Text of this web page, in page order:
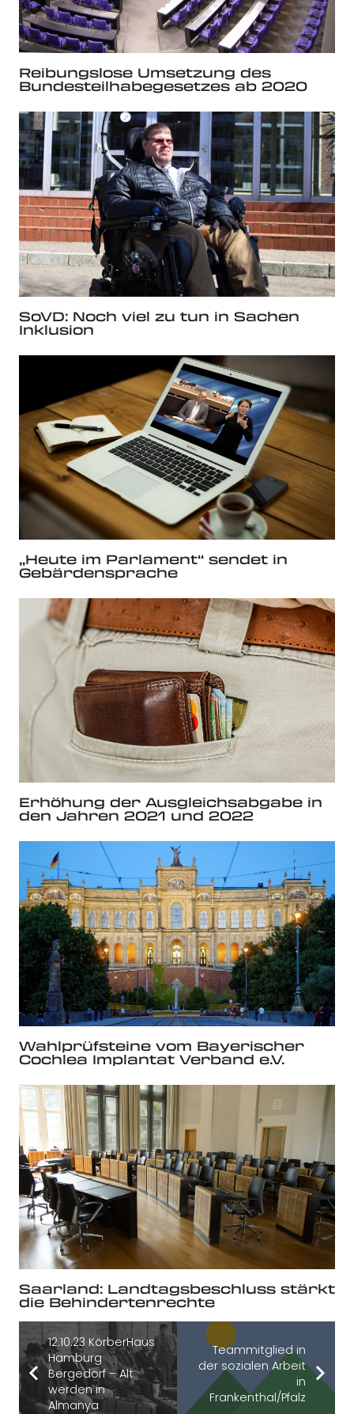
Reibungslose Umsetzung des
Bundesteilhabegesetzes ab 2020
SoVD: Noch viel zu tun in Sachen
Inklusion
„Heute im Parlament“ sendet in
Gebärdensprache
Erhöhung der Ausgleichsabgabe in
den Jahren 2021 und 2022
Wahlprüfsteine vom Bayerischer
Cochlea Implantat Verband e.V.
Saarland: Landtagsbeschluss stärkt
die Behindertenrechte
12.10.23 KörberHaus
Hamburg
Bergedorf – Alt
werden in
Almanya
Teammitglied in
der sozialen Arbeit
in
Frankenthal/Pfalz